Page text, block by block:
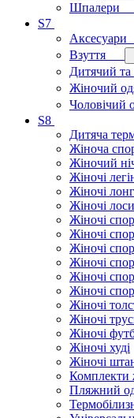
Шпалери
S7
Аксесуари
Взуття
Дитячий та
Жіночий
Чоловічий
S8
Дитяча
Жіноча
Жіночий
Жіночі
Жіночі
Жіночі
Жіночі
Жіночі
Жіночі
Жіночі
Жіночі
Жіночі
Жіночі
Жіночі
Жіночі
Жіночі худі
Жіночі
Комплекти
Пляжний